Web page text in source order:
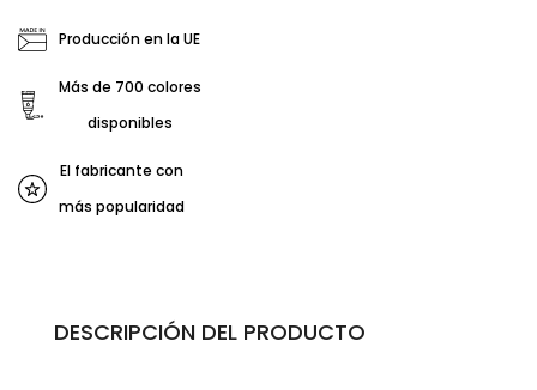
Producción en la UE
Más de 700 colores
disponibles
El fabricante con
más popularidad
DESCRIPCIÓN DEL PRODUCTO